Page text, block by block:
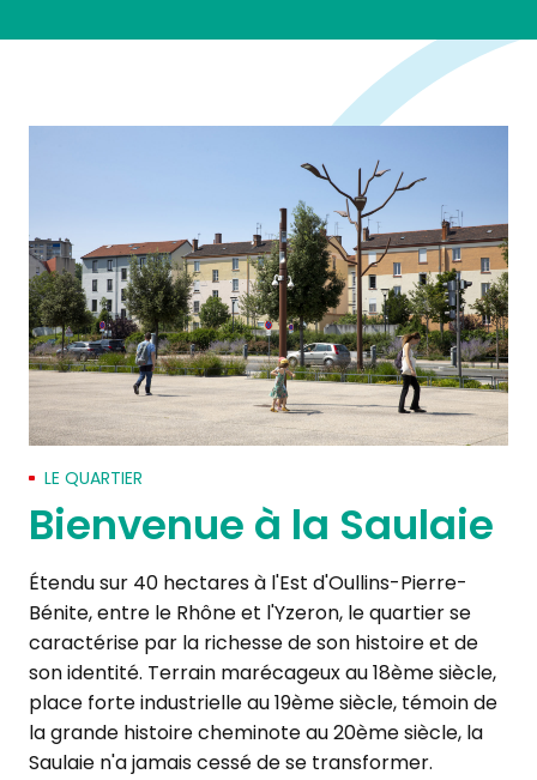
LE QUARTIER
Bienvenue à la Saulaie
Étendu sur 40 hectares à l'Est d'Oullins-Pierre-
Bénite, entre le Rhône et l'Yzeron, le quartier se
caractérise par la richesse de son histoire et de
son identité. Terrain marécageux au 18ème siècle,
place forte industrielle au 19ème siècle, témoin de
la grande histoire cheminote au 20ème siècle, la
Saulaie n'a jamais cessé de se transformer.